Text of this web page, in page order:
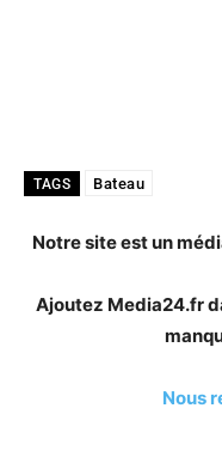
TAGS Bateau
Notre site est un
Ajoutez Media24.fr
Nous